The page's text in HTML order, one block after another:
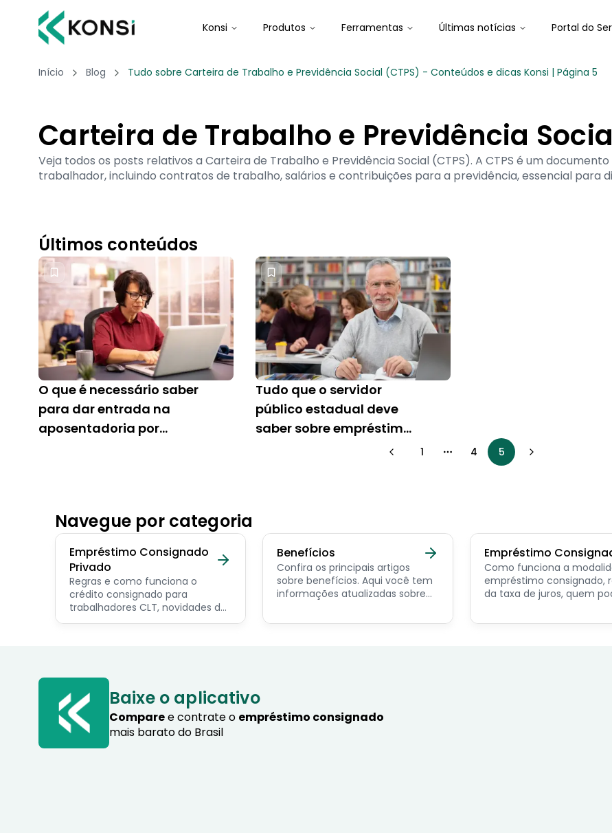
Konsi Produtos Ferramentas Últimas notícias Portal do
Início Blog Tudo sobre Carteira de Trabalho e Previdência Social (CTPS) - Conteúdos e dicas Konsi | Página 5
Carteira de Trabalho e Previdência
Veja todos os posts relativos a Carteira de Trabalho e Previdência Social (CTPS). A CTPS é um
trabalhador, incluindo contratos de trabalho, salários e contribuições para a previdência, essencial para
Últimos conteúdos
O que é necessário saber
para dar entrada na
aposentadoria por
Tudo que o servidor
público estadual deve
saber sobre empréstimo
1 More pages
4 5
Navegue por categoria
Empréstimo Consignado
Privado
Regras e como funciona o
crédito consignado para
trabalhadores CLT, novidades do
programa Crédito do
Benefícios
Confira os principais artigos
sobre benefícios. Aqui você tem
informações atualizadas sobre
servidor público, aposentado,
Empréstimo
Como funciona a
empréstimo consignado,
da taxa de juros, quem
simular online.
Baixe o aplicativo
Comparee contrate o empréstimo consignado
mais barato do Brasil